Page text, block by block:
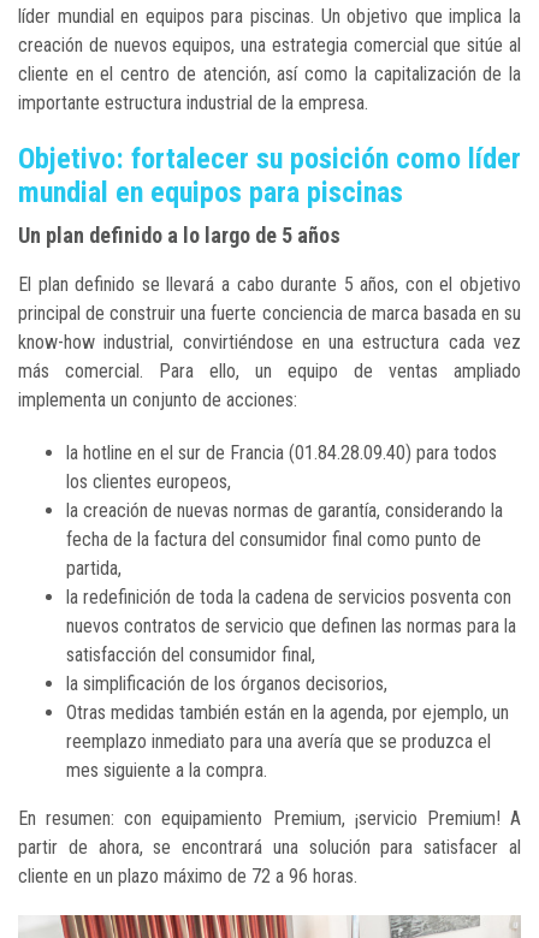
líder mundial en equipos para piscinas. Un objetivo que implica la
creación de nuevos equipos, una estrategia comercial que sitúe al
cliente en el centro de atención, así como la capitalización de la
importante estructura industrial de la empresa.
Objetivo: fortalecer su posición como líder
mundial en equipos para piscinas
Un plan definido a lo largo de 5 años
El plan definido se llevará a cabo durante 5 años, con el objetivo
principal de construir una fuerte conciencia de marca basada en su
know-how industrial, convirtiéndose en una estructura cada vez
más comercial. Para ello, un equipo de ventas ampliado
implementa un conjunto de acciones:
la hotline en el sur de Francia (01.84.28.09.40) para todos
los clientes europeos,
la creación de nuevas normas de garantía, considerando la
fecha de la factura del consumidor final como punto de
partida,
la redefinición de toda la cadena de servicios posventa con
nuevos contratos de servicio que definen las normas para la
satisfacción del consumidor final,
la simplificación de los órganos decisorios,
Otras medidas también están en la agenda, por ejemplo, un
reemplazo inmediato para una avería que se produzca el
mes siguiente a la compra.
En resumen: con equipamiento Premium, ¡servicio Premium! A
partir de ahora, se encontrará una solución para satisfacer al
cliente en un plazo máximo de 72 a 96 horas.